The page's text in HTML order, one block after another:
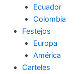
Ecuador
Colombia
Festejos
Europa
América
Carteles